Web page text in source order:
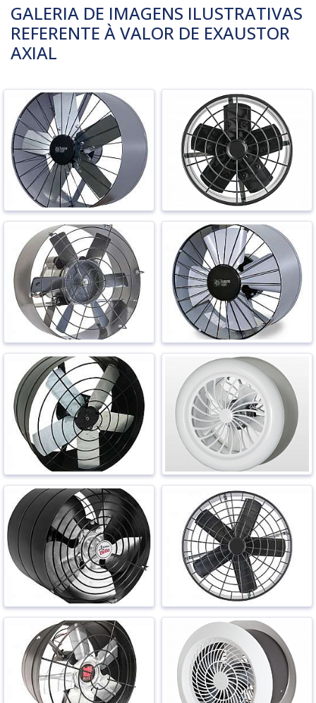
GALERIA DE IMAGENS ILUSTRATIVAS
REFERENTE À VALOR DE EXAUSTOR
AXIAL